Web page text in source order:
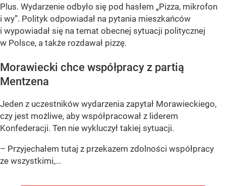
Plus. Wydarzenie odbyło się pod hasłem „Pizza, mikrofon
i wy”. Polityk odpowiadał na pytania mieszkańców
i wypowiadał się na temat obecnej sytuacji politycznej
w Polsce, a także rozdawał pizzę.
Morawiecki chce współpracy z partią
Mentzena
Jeden z uczestników wydarzenia zapytał Morawieckiego,
czy jest możliwe, aby współpracował z liderem
Konfederacji. Ten nie wykluczył takiej sytuacji.
– Przyjechałem tutaj z przekazem zdolności współpracy
ze wszystkimi,...